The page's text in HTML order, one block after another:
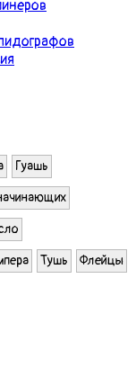
Гуашь
Тушь Флейцы